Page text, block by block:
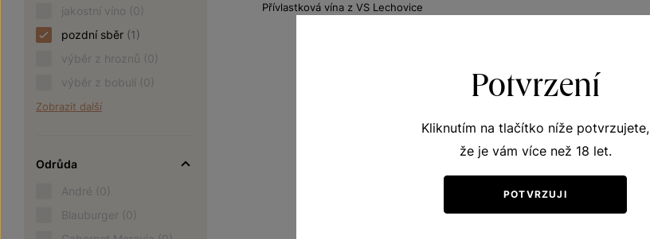
jakostní víno (0)
pozdní sběr (1)
výběr z hroznů (0)
výběr z bobulí (0)
Zobrazit další
Odrůda
André (0)
Blauburger (0)
Přívlastková vína z VS Lechovice
Potvrzení
Kliknutím na tlačítko níže potvrzujete,
že je vám více než 18 let.
POTVRZUJI